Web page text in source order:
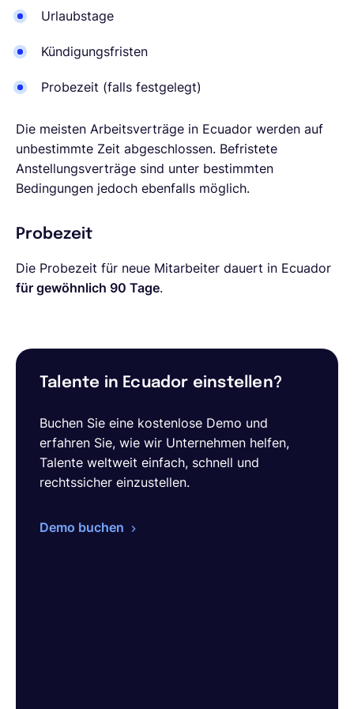
Urlaubstage
Kündigungsfristen
Probezeit (falls festgelegt)
Die meisten Arbeitsverträge in Ecuador werden auf
unbestimmte Zeit abgeschlossen. Befristete
Anstellungsverträge sind unter bestimmten
Bedingungen jedoch ebenfalls möglich.
Probezeit
Die Probezeit für neue Mitarbeiter dauert in Ecuador
für gewöhnlich 90 Tage.
Talente in Ecuador einstellen?
Buchen Sie eine kostenlose Demo und
erfahren Sie, wie wir Unternehmen helfen,
Talente weltweit einfach, schnell und
rechtssicher einzustellen.
Demo buchen